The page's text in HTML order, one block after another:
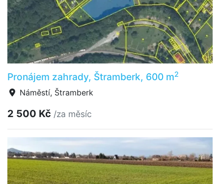
Pronájem zahrady, Štramberk, 600 m2
Náměstí, Štramberk
2 500 Kč /za měsíc